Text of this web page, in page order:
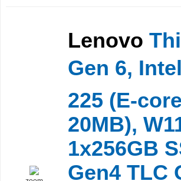
Lenovo
Gen 6,
225 (E-
20MB),
1x256GB
Gen4 TLC